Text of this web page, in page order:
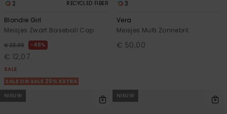
2 RECYCLED FIBER
Blondie Girl
Meisjes Zwart Baseball Cap
€ 23,00 48%
€ 12,07
SALE
SALE ON SALE 25% EXTRA
3
Vera
Meisjes Multi Zonnebril
€ 50,00
NIEUW NIEUW